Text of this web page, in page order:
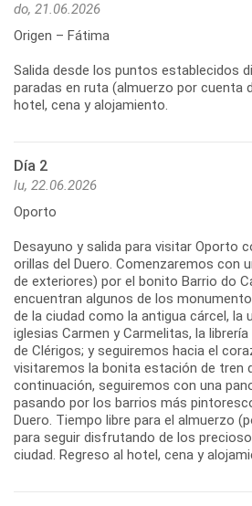
do, 21.06.2026
Origen – Fátima
Salida desde los puntos establecidos
paradas en ruta (almuerzo por cuenta
hotel, cena y alojamiento.
Día 2
lu, 22.06.2026
Oporto
Desayuno y salida para visitar Oporto
orillas del Duero. Comenzaremos con
de exteriores) por el bonito Barrio do
encuentran algunos de los
de la ciudad como la antigua cárcel, la
iglesias Carmen y Carmelitas, la
de Clérigos; y seguiremos hacia el
visitaremos la bonita estación de tren
continuación, seguiremos con una
pasando por los barrios más
Duero. Tiempo libre para el almuerzo
para seguir disfrutando de los
ciudad. Regreso al hotel, cena y